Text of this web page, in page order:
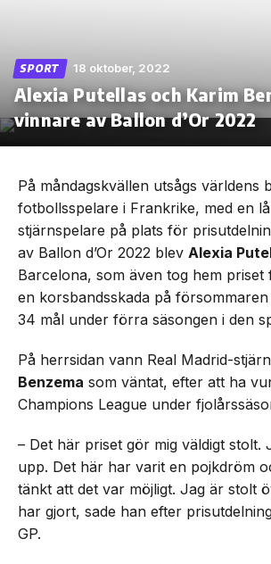
Skip
the
SPORT 18 oktober, 2022
Alexia Putellas och Karim
vinnare av Ballon d’Or 2022
På måndagskvällen utsågs världens
fotbollsspelare i Frankrike, med en
stjärnspelare på plats för
av Ballon d’Or 2022 blev Alexia
Barcelona, som även tog hem
en korsbandsskada på
34 mål under förra säsongen i den
På herrsidan vann Real Madrid-
Benzema som väntat, efter att ha
Champions League under
– Det här priset gör mig väldigt stolt.
upp. Det här har varit en pojkdröm
tänkt att det var möjligt. Jag är stolt
har gjort, sade han efter
GP.